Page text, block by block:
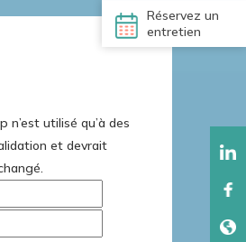
Réservez un
entretien
n’est utilisé qu’à des
et devrait